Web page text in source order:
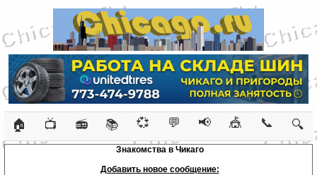
🏠 📺 📻 📚 💞 💬 📢 🎪 📞 🔍
Знакомства в Чикаго
Добавить новое сообщение: